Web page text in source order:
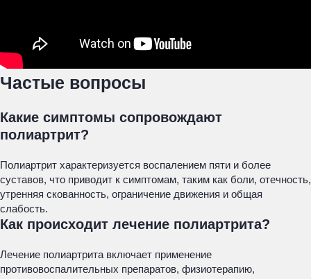
Частые вопросы
Какие симптомы сопровождают
полиартрит?
Полиартрит характеризуется воспалением пяти и более
суставов, что приводит к симптомам, таким как боли, отечность,
утренняя скованность, ограничение движения и общая
слабость.
Как происходит лечение полиартрита?
Лечение полиартрита включает применение
противовоспалительных препаратов, физиотерапию,